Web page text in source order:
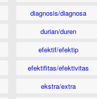
diagnosis/diagnosa
durian/duren
efektif/efektip
efektifitas/efektivitas
ekstra/extra